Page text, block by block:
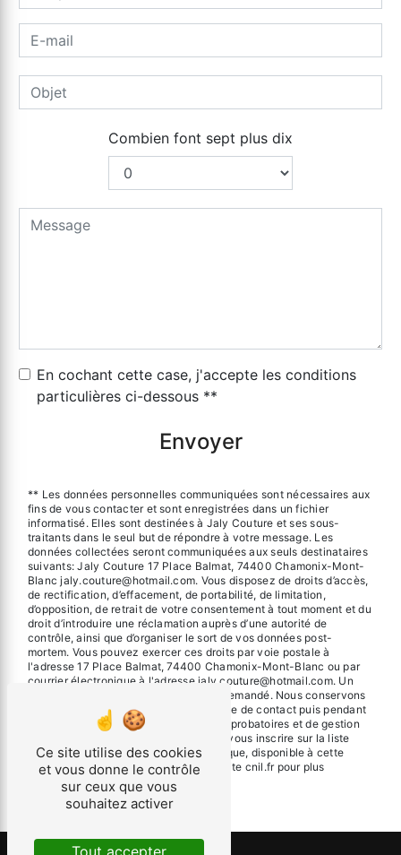
Combien font sept plus dix
En cochant cette case, j'accepte les conditions
particulières ci-dessous **
Envoyer
** Les données personnelles communiquées sont nécessaires aux
fins de vous contacter et sont enregistrées dans un fichier
informatisé. Elles sont destinées à Jaly Couture et ses sous-
traitants dans le seul but de répondre à votre message. Les
données collectées seront communiquées aux seuls destinataires
suivants: Jaly Couture 17 Place Balmat, 74400 Chamonix-Mont-
Blanc jaly.couture@hotmail.com. Vous disposez de droits d’accès,
de rectification, d’effacement, de portabilité, de limitation,
d’opposition, de retrait de votre consentement à tout moment et du
droit d’introduire une réclamation auprès d’une autorité de
contrôle, ainsi que d’organiser le sort de vos données post-
mortem. Vous pouvez exercer ces droits par voie postale à
l'adresse 17 Place Balmat, 74400 Chamonix-Mont-Blanc ou par
courrier électronique à l'adresse jaly.couture@hotmail.com. Un
justificatif d'identité pourra vous être demandé. Nous conservons
vos données pendant la période de prise de contact puis pendant
la durée de prescription légale aux fins probatoires et de gestion
des contentieux. Vous avez le droit de vous inscrire sur la liste
d'opposition au démarchage téléphonique, disponible à cette
adresse: Bloctel.gouv.fr. Consultez le site cnil.fr pour plus
d’informations sur vos droits.
Ce site utilise des cookies
et vous donne le contrôle
sur ceux que vous
souhaitez activer
Tout accepter